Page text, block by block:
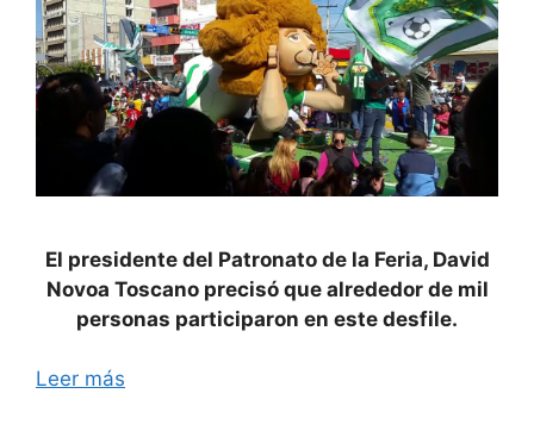
El presidente del Patronato de la Feria, David
Novoa Toscano precisó que alrededor de mil
personas participaron en este desfile.
Leer más